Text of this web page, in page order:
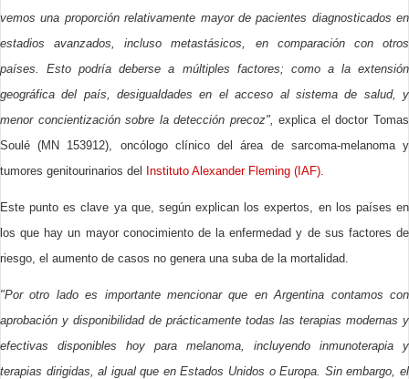
vemos una proporción relativamente mayor de pacientes diagnosticados en
estadios avanzados, incluso metastásicos, en comparación con otros
países. Esto podría deberse a múltiples factores; como a la extensión
geográfica del país, desigualdades en el acceso al sistema de salud, y
menor concientización sobre la detección precoz", explica el doctor Tomas
Soulé (MN 153912), oncólogo clínico del área de sarcoma-melanoma y
tumores genitourinarios del
Instituto Alexander Fleming (IAF).
Este punto es clave ya que, según explican los expertos, en los países en
los que hay un mayor conocimiento de la enfermedad y de sus factores de
riesgo, el aumento de casos no genera una suba de la mortalidad.
"Por otro lado es importante mencionar que en Argentina contamos con
aprobación y disponibilidad de prácticamente todas las terapias modernas y
efectivas disponibles hoy para melanoma, incluyendo inmunoterapia y
terapias dirigidas, al igual que en Estados Unidos o Europa. Sin embargo, el